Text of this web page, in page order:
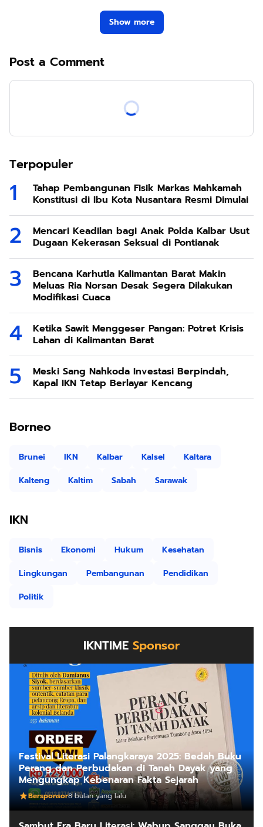
Show more
Post a Comment
Terpopuler
Tahap Pembangunan Fisik Markas Mahkamah
Konstitusi di Ibu Kota Nusantara Resmi Dimulai
Mencari Keadilan bagi Anak Polda Kalbar Usut
Dugaan Kekerasan Seksual di Pontianak
Bencana Karhutla Kalimantan Barat Makin
Meluas Ria Norsan Desak Segera Dilakukan
Modifikasi Cuaca
Ketika Sawit Menggeser Pangan: Potret Krisis
Lahan di Kalimantan Barat
Meski Sang Nahkoda Investasi Berpindah,
Kapal IKN Tetap Berlayar Kencang
Borneo
Brunei IKN Kalbar Kalsel
Kaltara
Kalteng
Kaltim Sabah Sarawak
IKN
Bisnis Ekonomi Hukum
Kesehatan
Lingkungan
Pembangunan
Pendidikan
Politik
IKNTIME Sponsor
Festival Literasi Palangkaraya 2025: Bedah Buku
Perang dan Perbudakan di Tanah Dayak yang
Mengungkap Kebenaran Fakta Sejarah
Bersponsor8 bulan yang lalu